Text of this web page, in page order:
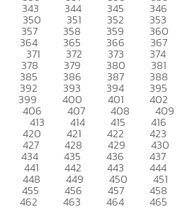
343 344 345 346
350 351 352 353
357 358 359 360
364 365 366 367
371 372 373 374
378 379 380 381
385 386 387 388
392 393 394 395
399 400 401 402
406 407 408 409
413 414 415 416
420 421 422 423
427 428 429 430
434 435 436 437
441 442 443 444
448 449 450 451
455 456 457 458
462 463 464 465